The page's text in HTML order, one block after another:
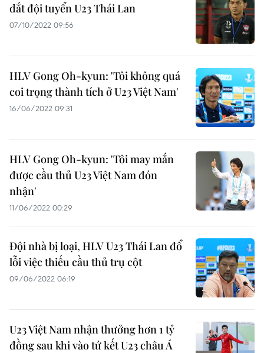
dắt đội tuyển U23 Thái Lan
07/10/2022 09:56
HLV Gong Oh-kyun: 'Tôi không quá
coi trọng thành tích ở U23 Việt Nam'
16/06/2022 09:31
HLV Gong Oh-kyun: 'Tôi may mắn
được cầu thủ U23 Việt Nam đón
nhận'
11/06/2022 00:29
Đội nhà bị loại, HLV U23 Thái Lan đổ
lỗi việc thiếu cầu thủ trụ cột
09/06/2022 06:19
U23 Việt Nam nhận thưởng hơn 1 tỷ
đồng sau khi vào tứ kết U23 châu Á